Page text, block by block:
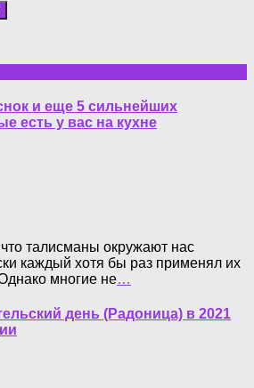
и еще 5 сильнейших
есть у вас на кухне
талисманы окружают нас
каждый хотя бы раз применял их
многие не…
день (Радоница) в 2021